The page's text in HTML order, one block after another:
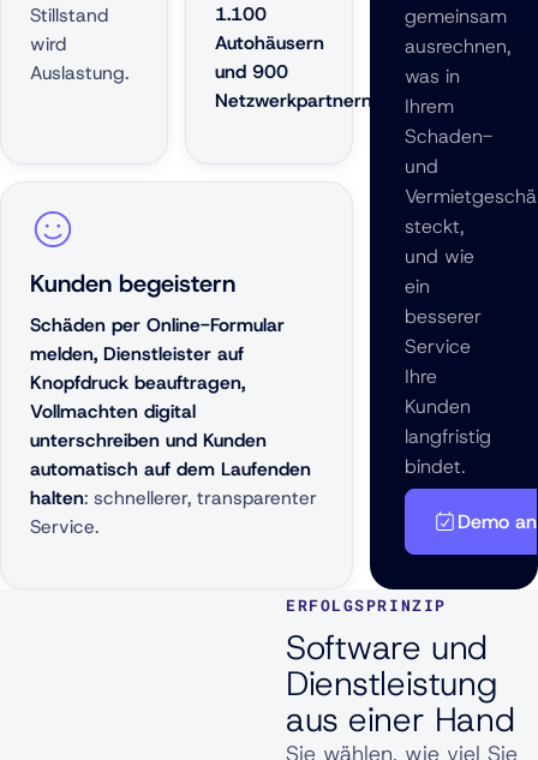
Stillstand
wird
Auslastung.
1.100
Autohäusern
und 900
Netzwerkpartnern.
Kunden begeistern
Schäden per Online-Formular
melden, Dienstleister auf
Knopfdruck beauftragen,
Vollmachten digital
unterschreiben und Kunden
automatisch auf dem Laufenden
halten: schnellerer, transparenter
Service.
gemeinsam
ausrechnen,
was in
Ihrem
Schaden-
und
steckt,
und wie
ein
besserer
Service
Ihre
Kunden
langfristig
bindet.
Demo
ERFOLGSPRINZIP
Software und
Dienstleistung
aus einer Hand